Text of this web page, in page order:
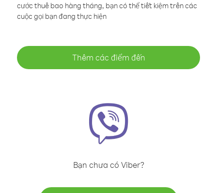
cước thuê bao hàng tháng, bạn có thể tiết kiệm trên các
cuộc gọi bạn đang thực hiện
Thêm các điểm đến
Bạn chưa có Viber?